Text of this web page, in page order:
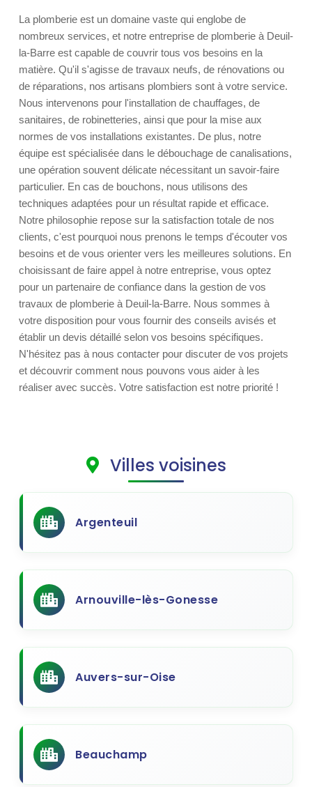
La plomberie est un domaine vaste qui englobe de
nombreux services, et notre entreprise de plomberie à Deuil-
la-Barre est capable de couvrir tous vos besoins en la
matière. Qu'il s'agisse de travaux neufs, de rénovations ou
de réparations, nos artisans plombiers sont à votre service.
Nous intervenons pour l'installation de chauffages, de
sanitaires, de robinetteries, ainsi que pour la mise aux
normes de vos installations existantes. De plus, notre
équipe est spécialisée dans le débouchage de canalisations,
une opération souvent délicate nécessitant un savoir-faire
particulier. En cas de bouchons, nous utilisons des
techniques adaptées pour un résultat rapide et efficace.
Notre philosophie repose sur la satisfaction totale de nos
clients, c'est pourquoi nous prenons le temps d'écouter vos
besoins et de vous orienter vers les meilleures solutions. En
choisissant de faire appel à notre entreprise, vous optez
pour un partenaire de confiance dans la gestion de vos
travaux de plomberie à Deuil-la-Barre. Nous sommes à
votre disposition pour vous fournir des conseils avisés et
établir un devis détaillé selon vos besoins spécifiques.
N'hésitez pas à nous contacter pour discuter de vos projets
et découvrir comment nous pouvons vous aider à les
réaliser avec succès. Votre satisfaction est notre priorité !
Villes voisines
Argenteuil
Arnouville-lès-Gonesse
Auvers-sur-Oise
Beauchamp